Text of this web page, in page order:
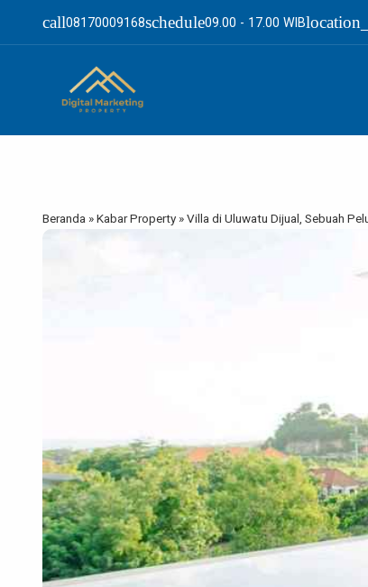
call08170009168schedule09.00 - 17.00 WIB
Beranda »Kabar Property »Villa di Uluwatu Dijual, Sebuah